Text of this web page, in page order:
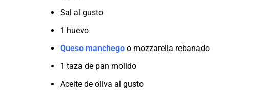
Sal al gusto
1 huevo
Queso manchego o mozzarella rebanado
1 taza de pan molido
Aceite de oliva al gusto